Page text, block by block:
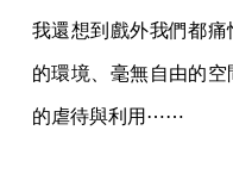
我還想到戲外我們都
的環境、毫無自由的
的虐待與利用⋯⋯